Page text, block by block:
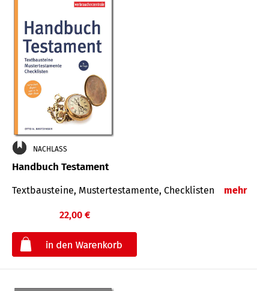
NACHLASS
Handbuch Testament
Textbausteine, Mustertestamente, Checklisten mehr
22,00 €